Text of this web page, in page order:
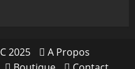
2025
A Propos